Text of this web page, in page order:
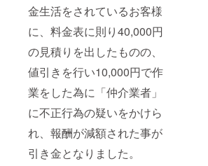
金生活をされているお客様
に、料金表に則り40,000円
の見積りを出したものの、
値引きを行い10,000円で作
業をした為に「仲介業者」
に不正行為の疑いをかけら
れ、報酬が減額された事が
引き金となりました。